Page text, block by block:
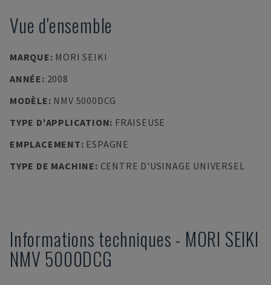
Vue d'ensemble
MARQUE: MORI SEIKI
ANNÉE: 2008
MODÈLE: NMV 5000DCG
TYPE D'APPLICATION: FRAISEUSE
EMPLACEMENT: ESPAGNE
TYPE DE MACHINE: CENTRE D'USINAGE UNIVERSEL
Informations techniques - MORI SEIKI
NMV 5000DCG